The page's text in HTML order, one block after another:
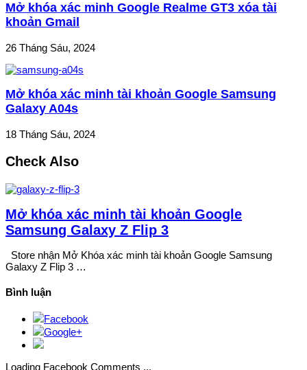
Mở khóa xác minh Google Realme GT3 xóa tài
khoản Gmail
26 Tháng Sáu, 2024
Mở khóa xác minh tài khoản Google Samsung
Galaxy A04s
18 Tháng Sáu, 2024
Check Also
Mở khóa xác minh tài khoản Google
Samsung Galaxy Z Flip 3
Store nhận Mở Khóa xác minh tài khoản Google Samsung
Galaxy Z Flip 3 …
Bình luận
Facebook
Google+
Loading Facebook Comments ...